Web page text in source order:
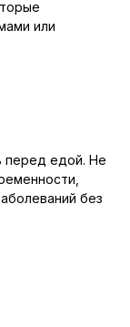
или
перед едой. Не
без